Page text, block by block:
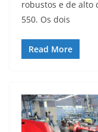
robustos e de alto
550. Os dois
Read More